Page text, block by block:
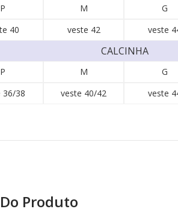
P M G
40
veste 42 veste
CALCINHA
P M G
36/38
veste 40/42 veste
Produto